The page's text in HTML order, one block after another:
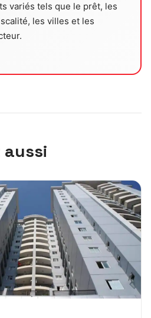
variés tels que le prêt, les
les villes et les
aussi